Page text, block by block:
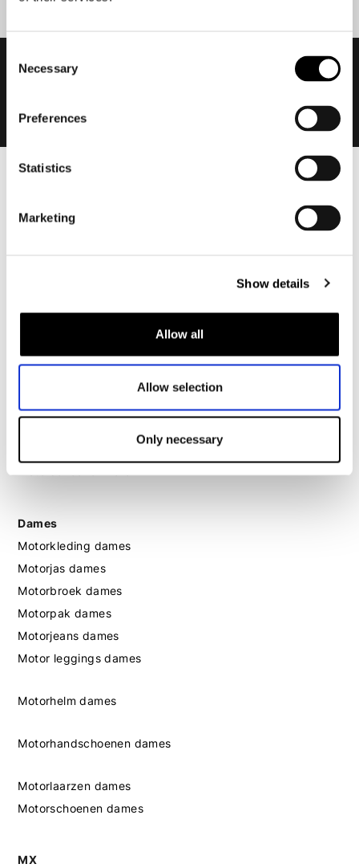
Selection
Necessary
Preferences
Statistics
Marketing
Show details
Allow all
Allow selection
Only necessary
Motorhelm heren
Motorhandschoenen heren
Dames
Motorkleding dames
Motorjas dames
Motorbroek dames
Motorpak dames
Motorjeans dames
Motor leggings dames
Motorhelm dames
Motorhandschoenen dames
Motorlaarzen dames
Motorschoenen dames
MX